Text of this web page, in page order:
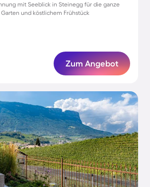
mit Seeblick in Steinegg für die ganze
und köstlichem Frühstück
Zum Angebot